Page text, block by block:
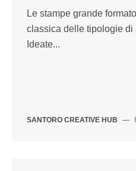
Le stampe grande
classica delle tipologie di
Ideate...
SANTORO CREATIVE HUB —